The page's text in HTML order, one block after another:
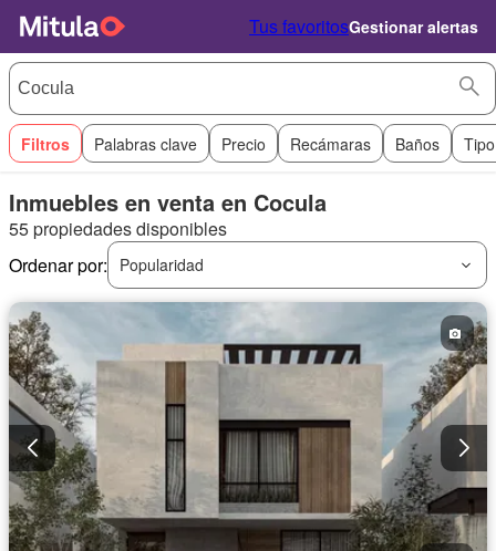
Tus favoritosGestionar alertas
Filtros Palabras clave Precio Recámaras Baños
Inmuebles en venta en Cocula
55 propiedades disponibles
Ordenar por:
Popularidad